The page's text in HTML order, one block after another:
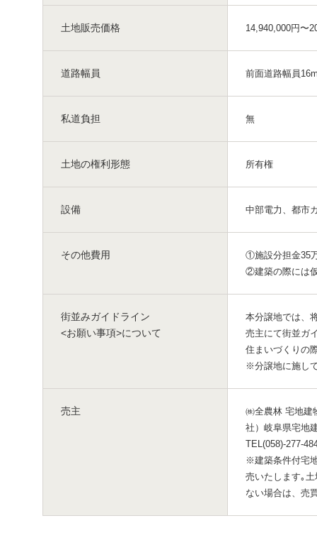
土地販売価格 14,940,000円〜
道路幅員 前面道路幅員
私道負担 無
土地の権利形態 所有権
設備 中部電力、都市
その他費用
①施設分担金35
②建築の際には
街並みガイドライン
<お願い事項>について
本分譲地では、
売主にて街並ガ
住まいづくりの
※分譲地に施し
売主
㈱全農林 宅地建
社）岐阜県宅地
TEL(058)-277-
※建築条件付宅
売いたします｡
ない場合は、売